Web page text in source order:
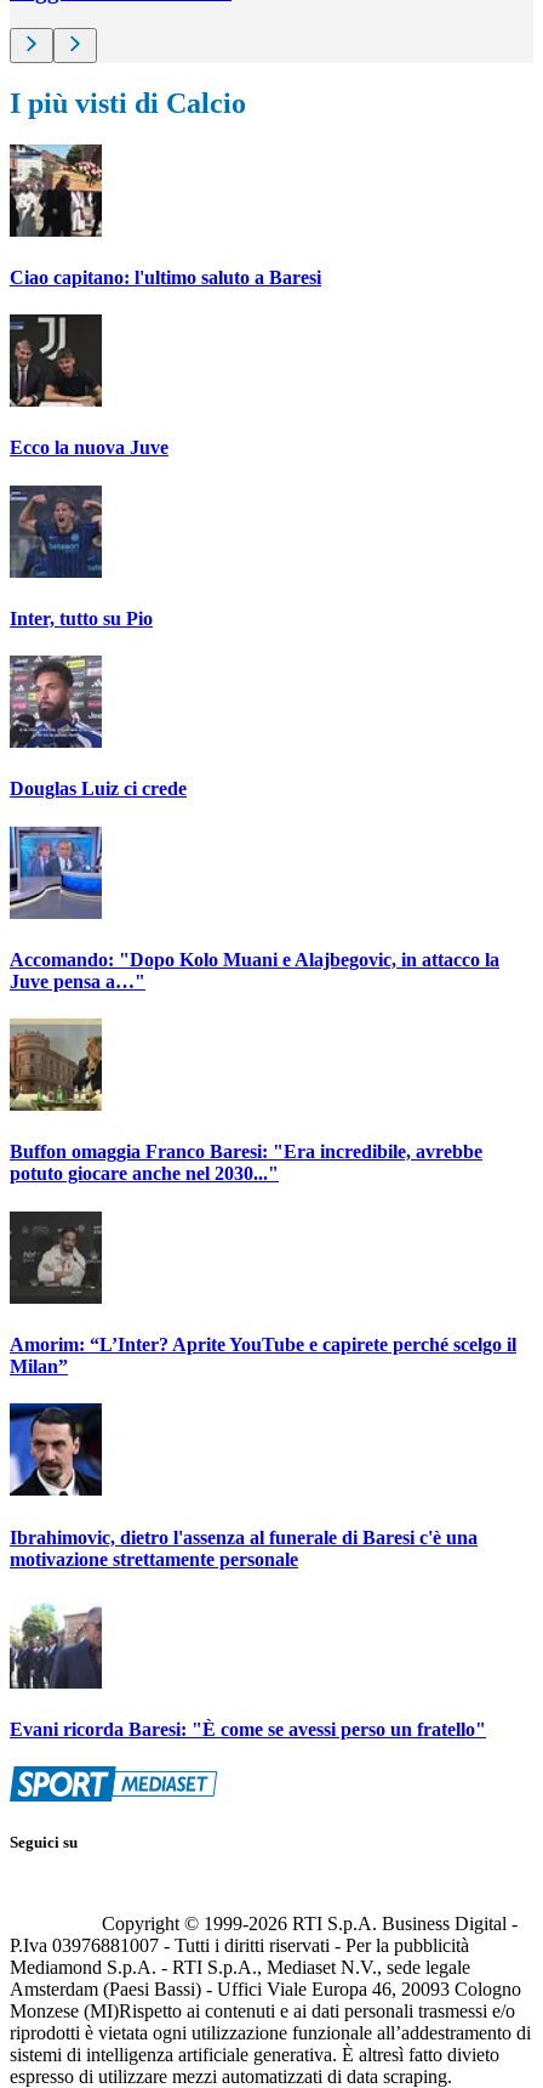
I più visti di Calcio
Ciao capitano: l'ultimo saluto a Baresi
Ecco la nuova Juve
Inter, tutto su Pio
Douglas Luiz ci crede
Accomando: "Dopo Kolo Muani e Alajbegovic, in attacco la
Juve pensa a…"
Buffon omaggia Franco Baresi: "Era incredibile, avrebbe
potuto giocare anche nel 2030..."
Amorim: “L’Inter? Aprite YouTube e capirete perché scelgo il
Milan”
Ibrahimovic, dietro l'assenza al funerale di Baresi c'è una
motivazione strettamente personale
Evani ricorda Baresi: "È come se avessi perso un fratello"
Seguici su
Copyright © 1999-2026 RTI S.p.A. Business Digital -
P.Iva 03976881007 - Tutti i diritti riservati - Per la pubblicità
Mediamond S.p.A. - RTI S.p.A., Mediaset N.V., sede legale
Amsterdam (Paesi Bassi) - Uffici Viale Europa 46, 20093 Cologno
Monzese (MI)Rispetto ai contenuti e ai dati personali trasmessi e/o
riprodotti è vietata ogni utilizzazione funzionale all’addestramento di
sistemi di intelligenza artificiale generativa. È altresì fatto divieto
espresso di utilizzare mezzi automatizzati di data scraping.